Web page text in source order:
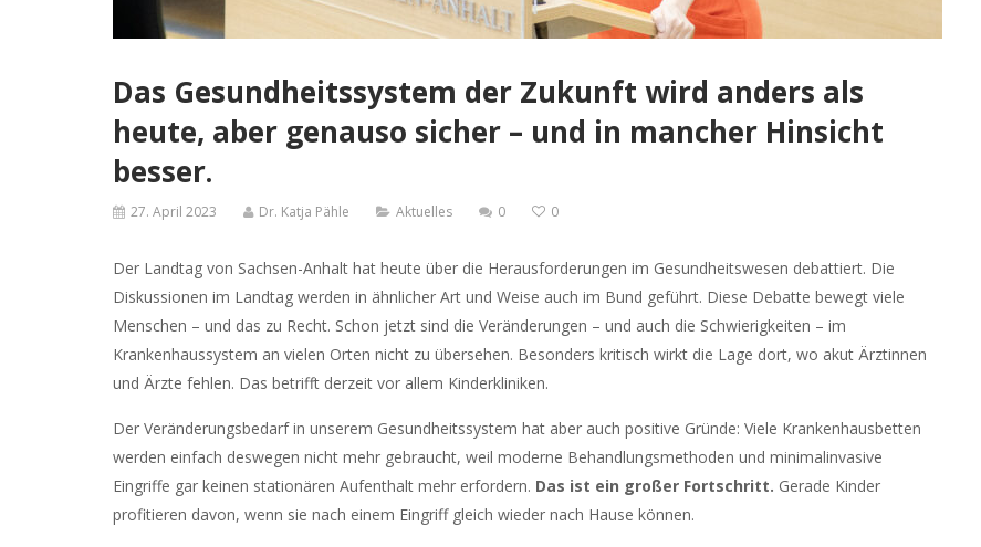
Das Gesundheitssystem der Zukunft wird anders als
heute, aber genauso sicher – und in mancher Hinsicht
besser.
27. April 2023 Dr. Katja Pähle Aktuelles 0 0
Der Landtag von Sachsen-Anhalt hat heute über die Herausforderungen im Gesundheitswesen debattiert. Die
Diskussionen im Landtag werden in ähnlicher Art und Weise auch im Bund geführt. Diese Debatte bewegt viele
Menschen – und das zu Recht. Schon jetzt sind die Veränderungen – und auch die Schwierigkeiten – im
Krankenhaussystem an vielen Orten nicht zu übersehen. Besonders kritisch wirkt die Lage dort, wo akut Ärztinnen
und Ärzte fehlen. Das betrifft derzeit vor allem Kinderkliniken.
Der Veränderungsbedarf in unserem Gesundheitssystem hat aber auch positive Gründe: Viele Krankenhausbetten
werden einfach deswegen nicht mehr gebraucht, weil moderne Behandlungsmethoden und minimalinvasive
Eingriffe gar keinen stationären Aufenthalt mehr erfordern. Das ist ein großer Fortschritt. Gerade Kinder
profitieren davon, wenn sie nach einem Eingriff gleich wieder nach Hause können.